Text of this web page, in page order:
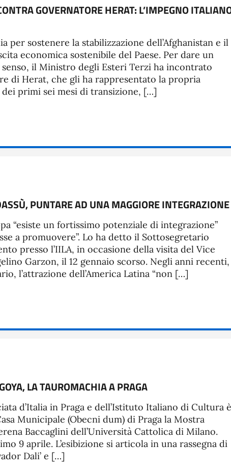
GOVERNATORE HERAT: L’IMPEGNO
per sostenere la stabilizzazione dell’Afghanistan e il
economica sostenibile del Paese. Per dare un
il Ministro degli Esteri Terzi ha incontrato
di Herat, che gli ha rappresentato la propria
primi sei mesi di transizione, […]
PUNTARE AD UNA MAGGIORE INTEGRAZIONE
“esiste un fortissimo potenziale di integrazione”
a promuovere”. Lo ha detto il Sottosegretario
presso l’IILA, in occasione della visita del Vice
Garzon, il 12 gennaio scorso. Negli anni recenti,
l’attrazione dell’America Latina “non […]
LA TAUROMACHIA A PRAGA
d’Italia in Praga e dell’Istituto Italiano di Cultura è
Municipale (Obecni dum) di Praga la Mostra
Baccaglini dell’Università Cattolica di Milano.
9 aprile. L’esibizione si articola in una rassegna di
Dali’ e […]